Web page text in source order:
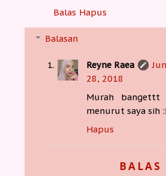
Balas Hapus
Balasan
Reyne Raea
28, 2018
Murah bangettt
menurut saya sih
Hapus
BALAS